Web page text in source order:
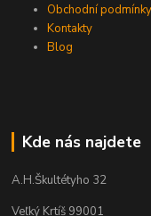
Obchodní podmínky
Kontakty
Blog
Kde nás najdete
A.H.Škultétyho 32
Veľký Krtíš 99001